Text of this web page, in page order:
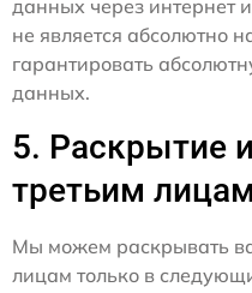
данных через интернет
не является абсолютно
гарантировать
данных.
5. Раскрытие
третьим лицам
Мы можем раскрывать
лицам только в